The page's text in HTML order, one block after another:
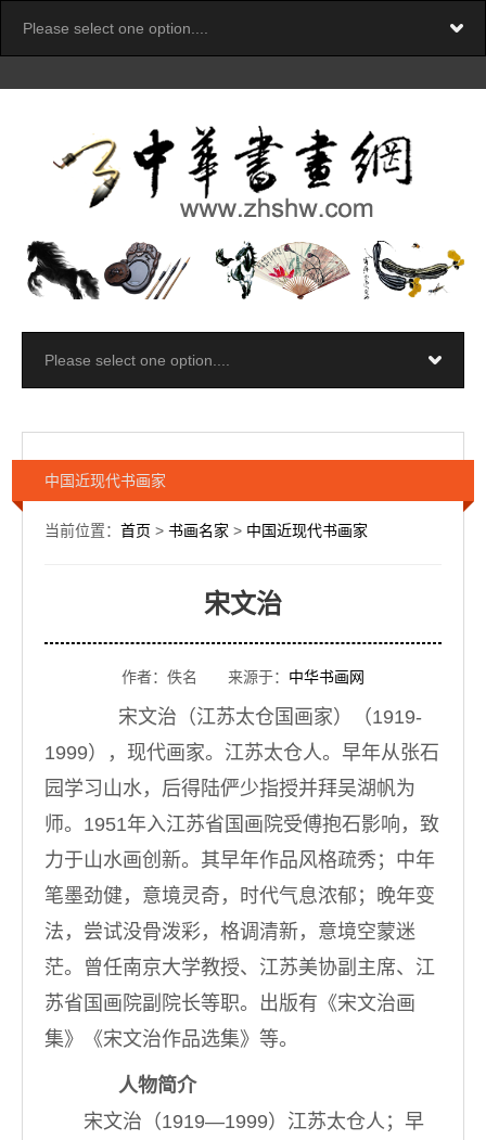
中国近现代书画家
当前位置： 首页 > 书画名家 > 中国近现代书画家
宋文治
作者：佚名 来源于： 中华书画网
宋文治（江苏太仓国画家）（1919-
1999），现代画家。江苏太仓人。早年从张石
园学习山水，后得陆俨少指授并拜吴湖帆为
师。1951年入江苏省国画院受傅抱石影响，致
力于山水画创新。其早年作品风格疏秀；中年
笔墨劲健，意境灵奇，时代气息浓郁；晚年变
法，尝试没骨泼彩，格调清新，意境空蒙迷
茫。曾任南京大学教授、江苏美协副主席、江
苏省国画院副院长等职。出版有《宋文治画
集》《宋文治作品选集》等。
人物简介
宋文治（1919—1999）江苏太仓人；早